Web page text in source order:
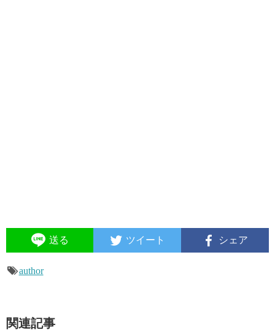
送る ツイート シェア
author
関連記事